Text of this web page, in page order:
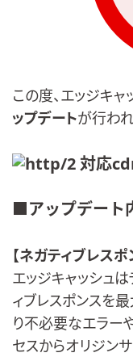
この度、エッジキ
ップデートが行わ
■アップデート
【ネガティブレス
エッジキャッシュ
ィブレスポンスを
り不必要なエラー
セスからオリジン